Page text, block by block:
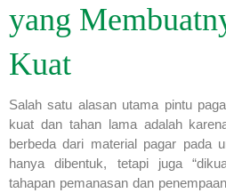
yang
Kuat
Salah satu alasan utama pintu
kuat dan tahan lama adalah
berbeda dari material pagar pada
hanya dibentuk, tetapi juga
tahapan pemanasan dan